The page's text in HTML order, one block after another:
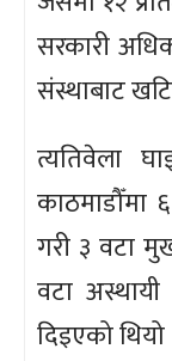
सरकारी
संस्थाबाट
त्यतिवेला
काठमाडौँमा
गरी ३ वटा
वटा
दिइएको थियो